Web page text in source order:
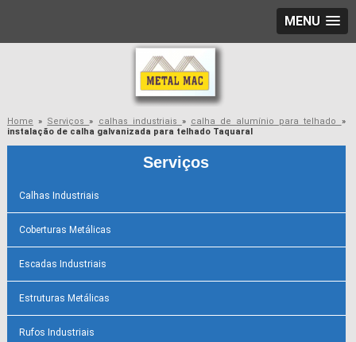
MENU
Home » Serviços» calhas industriais » calha de alumínio para telhado »
instalação de calha galvanizada para telhado Taquaral
Serviços
Calhas Industriais
Coberturas Metálicas
Escadas Industriais
Estruturas Metálicas
Rufos Industriais